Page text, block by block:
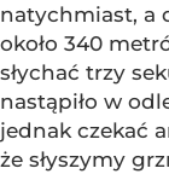
natychmiast, a
około 340
słychać trzy
nastąpiło w
jednak czekać
że słyszymy